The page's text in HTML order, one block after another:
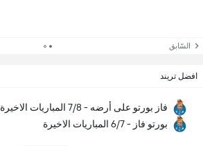
السّابق
افضل تريند
فاز بورتو على أرضه - 7/8 المباريات الاخيرة
بورتو فاز - 6/7 المباريات الاخيرة